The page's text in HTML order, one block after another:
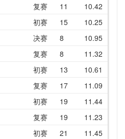
复赛 11 10.42
初赛
15 10.25
决赛 8 10.95
复赛
8 11.32
初赛
13 10.61
复赛 17 11.09
初赛
19 11.44
复赛 19 11.23
初赛
21 11.45